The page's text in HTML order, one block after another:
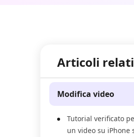
Articoli
Modifica video
Tutorial verificato
un video su iPhone